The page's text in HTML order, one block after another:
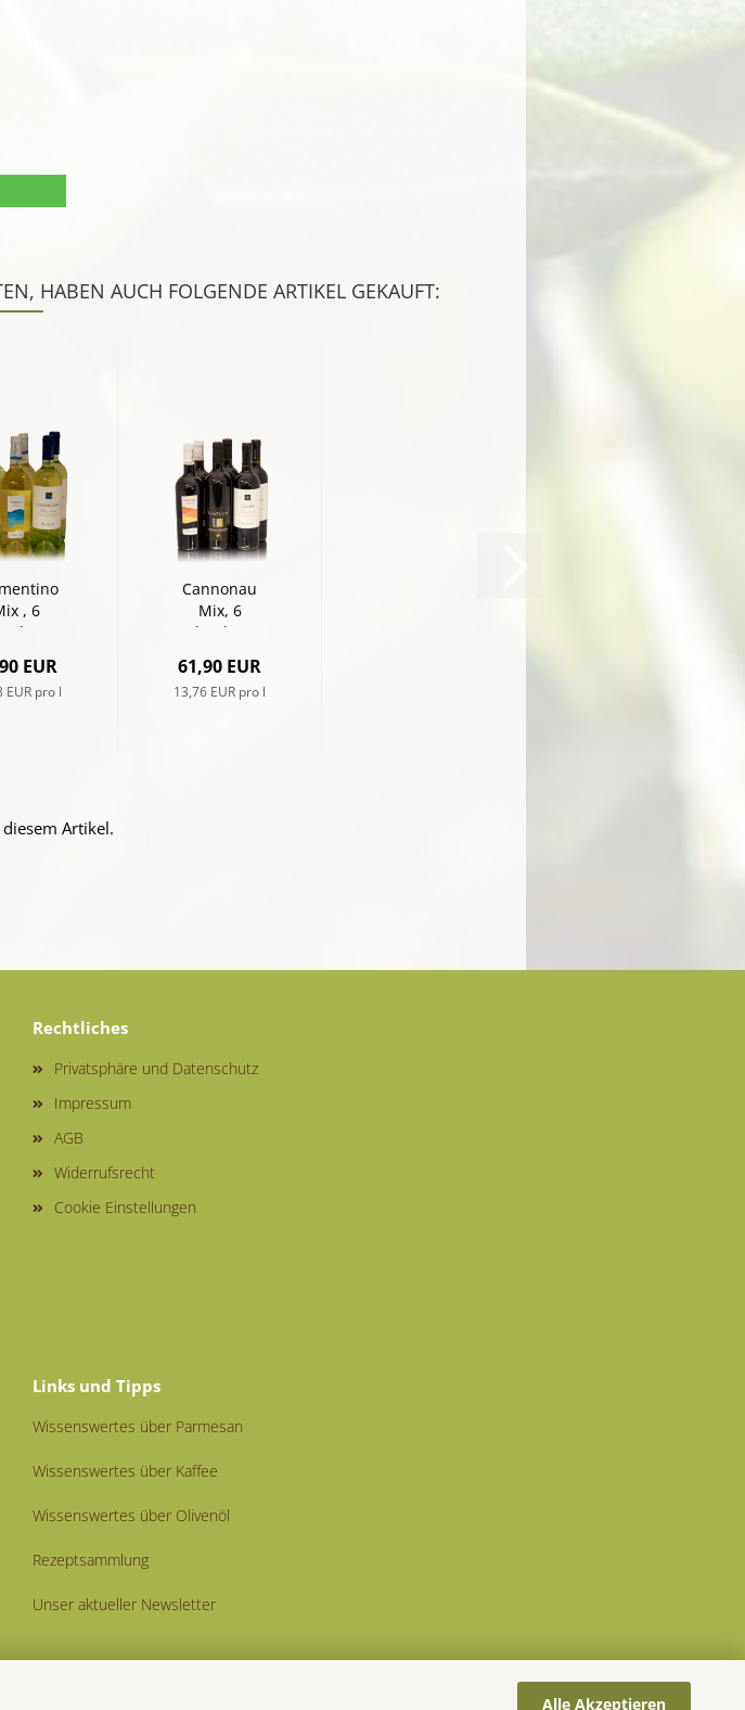
Alle Akzeptieren
HABEN AUCH FOLGENDE ARTIKEL GEKAUFT:
, 6
EUR
EUR pro l
Cannonau
Mix, 6
Flaschen
61,90 EUR
13,76 EUR pro l
Artikel.
Rechtliches
Privatsphäre und Datenschutz
Impressum
AGB
Widerrufsrecht
Cookie Einstellungen
Links und Tipps
Wissenswertes über Parmesan
Wissenswertes über Kaffee
Wissenswertes über Olivenöl
Rezeptsammlung
Unser aktueller Newsletter